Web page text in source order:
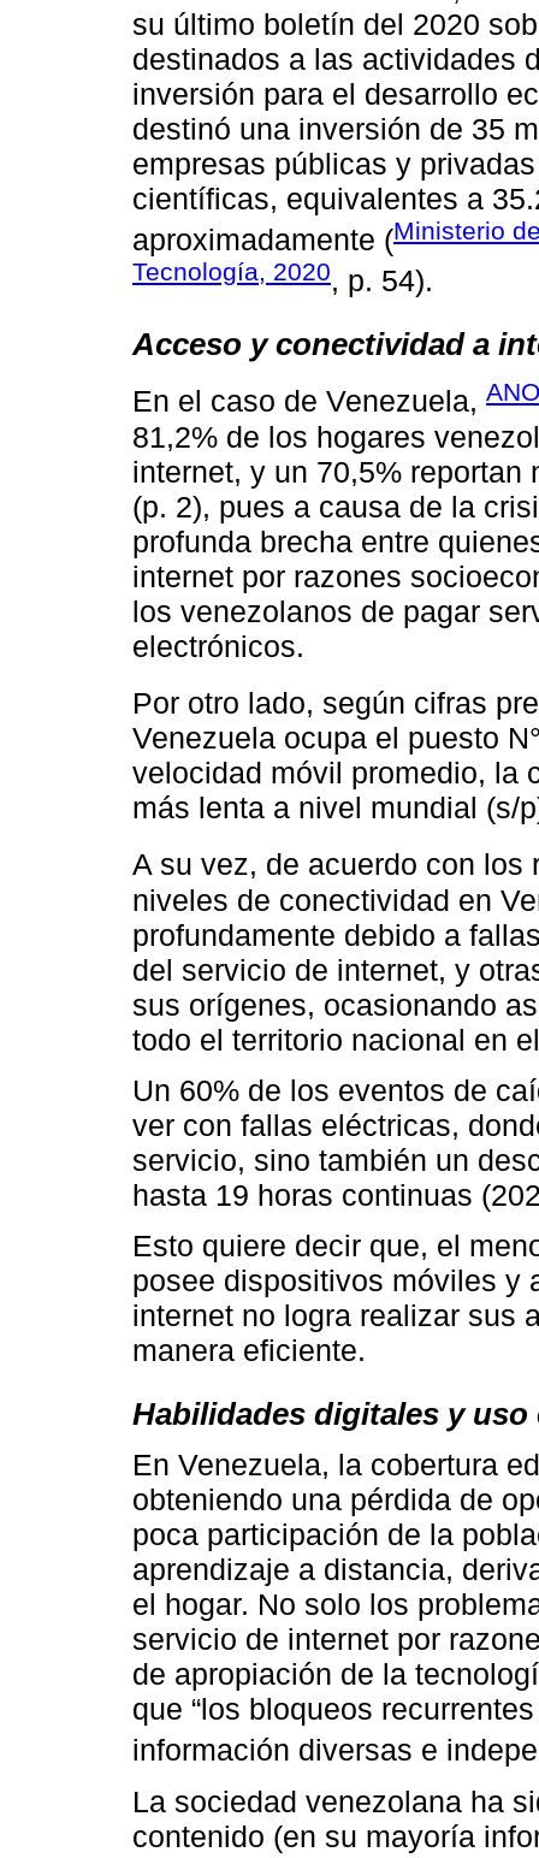
su último boletín del 2020
destinados a las actividades
inversión para el desarrollo
destinó una inversión de 35
empresas públicas y
científicas, equivalentes a
aproximadamente (Ministerio
Tecnología, 2020, p. 54).
Acceso y conectividad a
En el caso de Venezuela,
81,2% de los hogares
internet, y un 70,5%
(p. 2), pues a causa de la
profunda brecha entre
internet por razones
los venezolanos de pagar
electrónicos.
Por otro lado, según cifras
Venezuela ocupa el puesto
velocidad móvil promedio, la
más lenta a nivel mundial (s/
A su vez, de acuerdo con los
niveles de conectividad en
profundamente debido a
del servicio de internet, y
sus orígenes, ocasionando
todo el territorio nacional en
Un 60% de los eventos de
ver con fallas eléctricas,
servicio, sino también un
hasta 19 horas continuas
Esto quiere decir que, el
posee dispositivos móviles y
internet no logra realizar sus
manera eficiente.
Habilidades digitales y uso
En Venezuela, la cobertura
obteniendo una pérdida de
poca participación de la
aprendizaje a distancia,
el hogar. No solo los
servicio de internet por
de apropiación de la
que “los bloqueos
información diversas e
La sociedad venezolana ha
contenido (en su mayoría